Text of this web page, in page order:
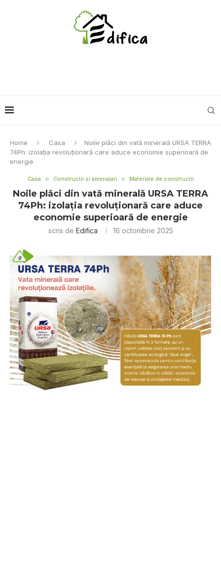
Home Casa
Noile plăci din vată minerală URSA TERRA
74Ph: izolația revoluționară care aduce economie superioară de
energie
Casa Constructii si amenajari Materiale de constructii
Noile plăci din vată minerală URSA TERRA
74Ph: izolația revoluționară care aduce
economie superioară de energie
scris de Edifica 16 octombrie 2025